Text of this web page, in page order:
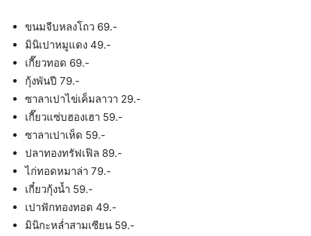
ขนมจีบหลงโถว 69.-
มินิเปาหมูแดง 49.-
เกี๊ยวทอด 69.-
กุ้งพันปี 79.-
ซาลาเปาไข่เค็มลาวา 29.-
เกี๊ยวแซ่บฮองเฮา 59.-
ซาลาเปาเห็ด 59.-
ปลาทองทรัฟเฟิล 89.-
ไก่ทอดหมาล่า 79.-
เกี๋ยวกุ้งน้ำ 59.-
เปาฟักทองทอด 49.-
มินิกะหล่ำสามเซียน 59.-